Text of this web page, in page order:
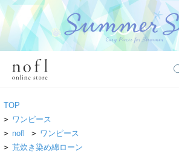
￥10,800税込以上で送料無料
アウター
TOP
> ワンピース
> nofl > ワンピース
> 荒炊き染め綿ローン